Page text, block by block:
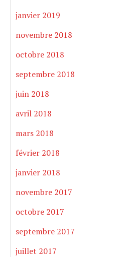
janvier 2019
novembre 2018
octobre 2018
septembre 2018
juin 2018
avril 2018
mars 2018
février 2018
janvier 2018
novembre 2017
octobre 2017
septembre 2017
juillet 2017